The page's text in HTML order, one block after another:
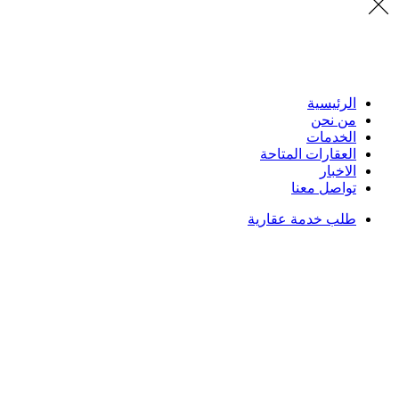
الرئيسية
من نحن
الخدمات
العقارات المتاحة
الاخبار
تواصل معنا
طلب خدمة عقارية